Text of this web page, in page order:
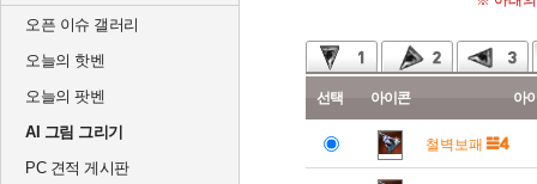
오픈 이슈 갤러리
오늘의 핫벤
오늘의 팟벤
AI 그림 그리기
PC 견적 게시판
선택 아이콘 아
철벽보패